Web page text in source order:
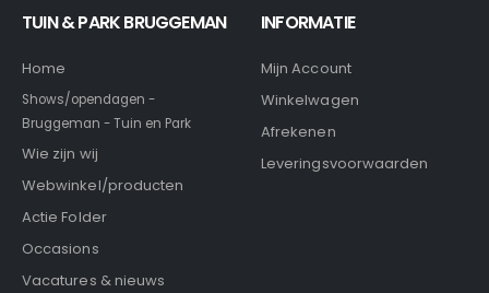
TUIN & PARK BRUGGEMAN
Home
Shows/opendagen -
Bruggeman - Tuin en Park
Wie zijn wij
Webwinkel/producten
Actie Folder
Occasions
Vacatures & nieuws
INFORMATIE
Mijn Account
Winkelwagen
Afrekenen
Leveringsvoorwaarden